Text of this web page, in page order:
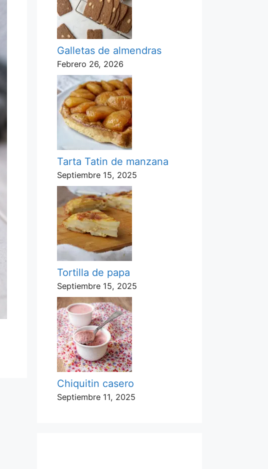
Galletas de almendras
Febrero 26, 2026
Tarta Tatin de manzana
Septiembre 15, 2025
Tortilla de papa
Septiembre 15, 2025
Chiquitin casero
Septiembre 11, 2025